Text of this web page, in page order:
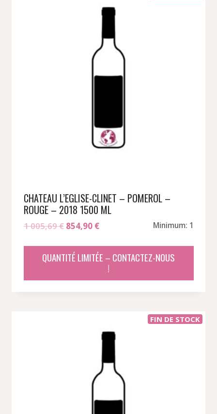
CHATEAU L’EGLISE-CLINET – POMEROL –
ROUGE – 2018 1500 ML
1 005,69€ Le
initial
était :
005,69 €.
854,90 €Le
actuel
est :
Minimum: 1
QUANTITÉ LIMITÉE – CONTACTEZ-NOUS
!
FIN DE STOCK